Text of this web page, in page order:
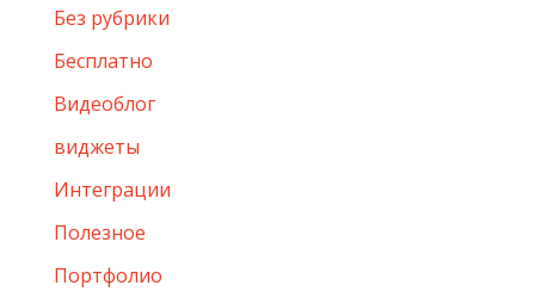
Без рубрики
Бесплатно
Видеоблог
виджеты
Интеграции
Полезное
Портфолио